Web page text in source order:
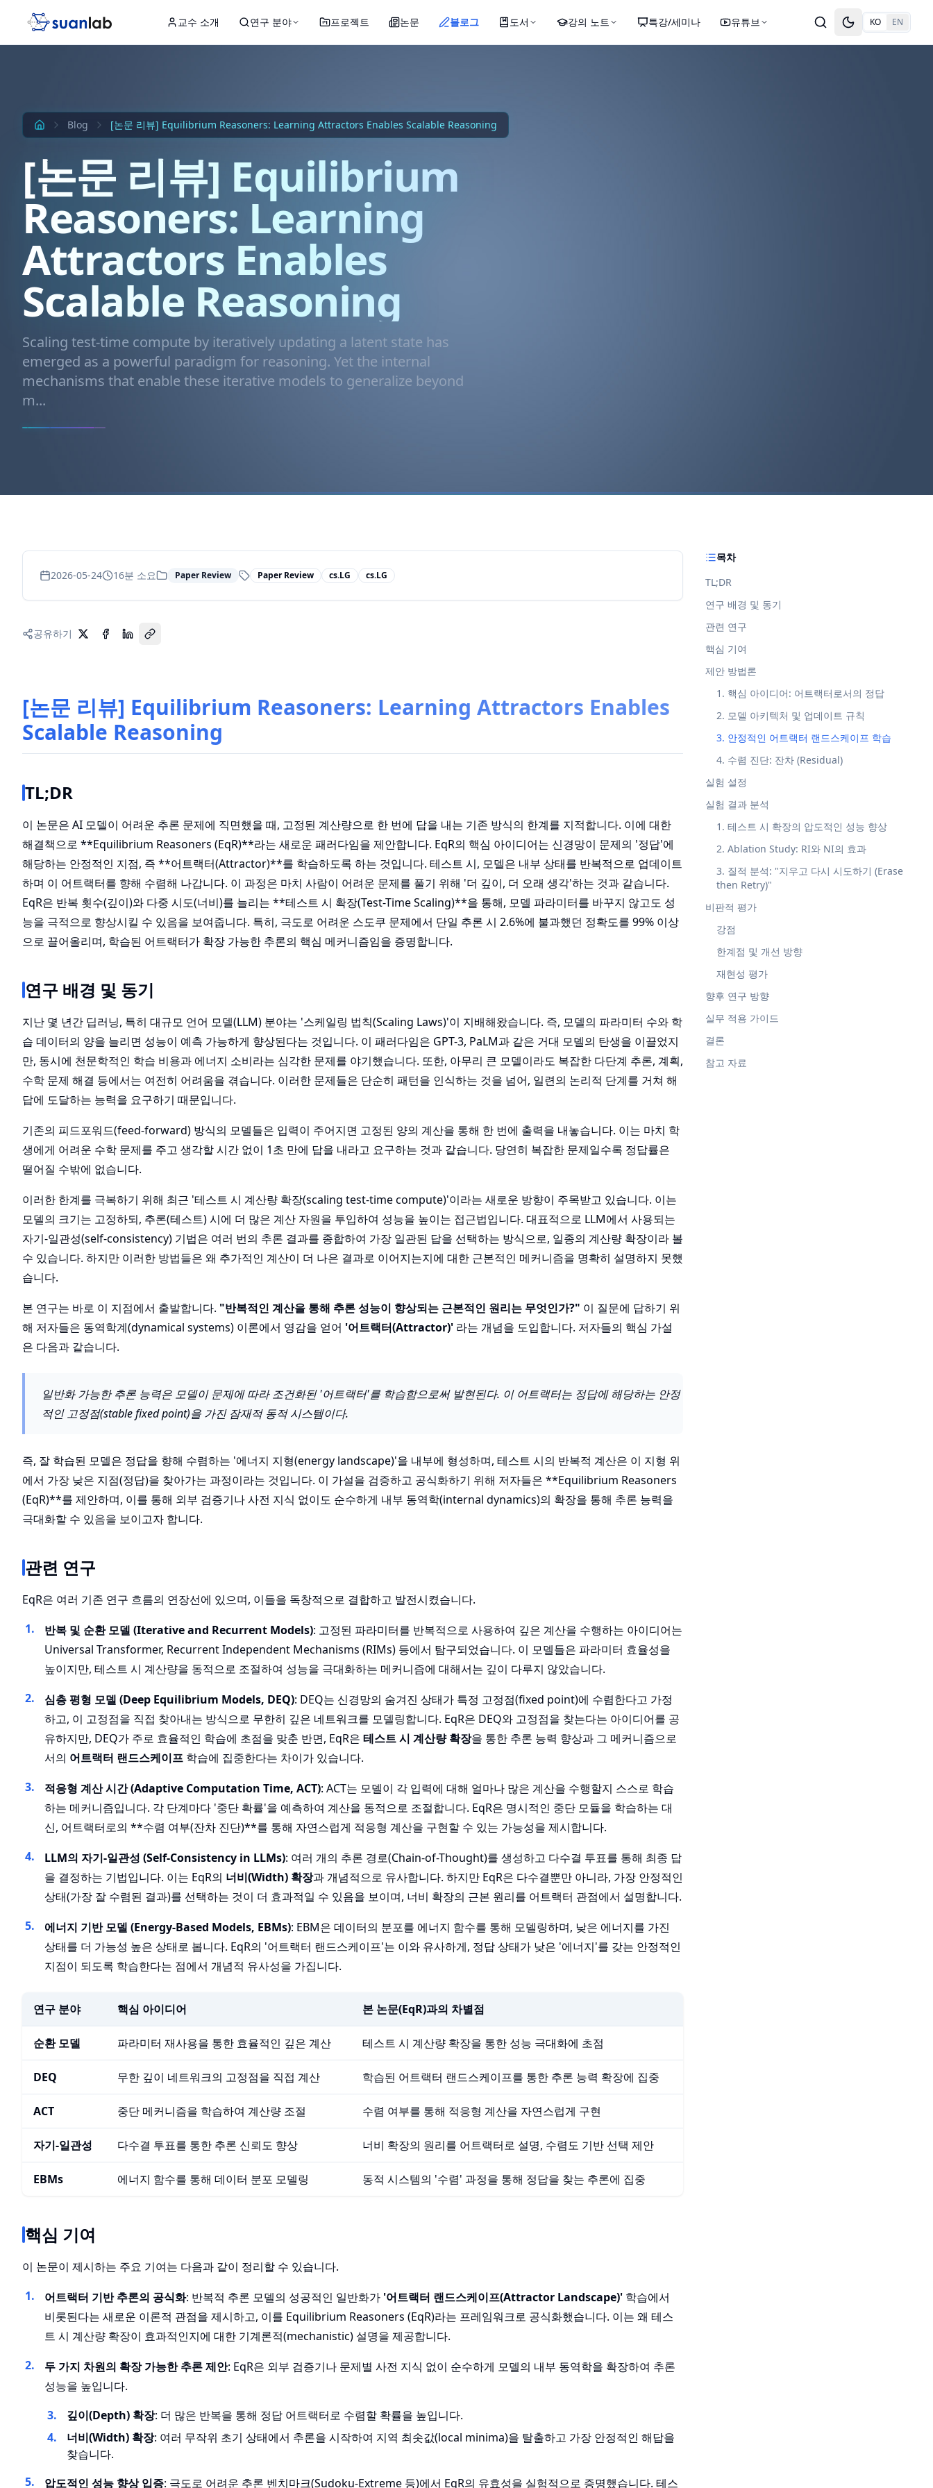
교수 소개 연구 분야 프로젝트 논문 블로그 도서 강의 노트 특강/세미나 유튜브 Toggle theme
KO EN
Blog [논문 리뷰] Equilibrium Reasoners: Learning Attractors Enables Scalable Reasoning
[논문 리뷰] Equilibrium
Reasoners: Learning
Attractors Enables
Scalable Reasoning
Scaling test-time compute by iteratively updating a latent state has
emerged as a powerful paradigm for reasoning. Yet the internal
mechanisms that enable these iterative models to generalize beyond
m...
2026-05-24 16분 소요 Paper Review Paper Review cs.LG cs.LG
공유하기
[논문 리뷰] Equilibrium Reasoners: Learning Attractors Enables
Scalable Reasoning
TL;DR
이 논문은 AI 모델이 어려운 추론 문제에 직면했을 때, 고정된 계산량으로 한 번에 답을 내는 기존 방식의 한계를 지적합니다. 이에 대한
해결책으로 **Equilibrium Reasoners (EqR)**라는 새로운 패러다임을 제안합니다. EqR의 핵심 아이디어는 신경망이 문제의 '정답'에
해당하는 안정적인 지점, 즉 **어트랙터(Attractor)**를 학습하도록 하는 것입니다. 테스트 시, 모델은 내부 상태를 반복적으로 업데이트
하며 이 어트랙터를 향해 수렴해 나갑니다. 이 과정은 마치 사람이 어려운 문제를 풀기 위해 '더 깊이, 더 오래 생각'하는 것과 같습니다.
EqR은 반복 횟수(깊이)와 다중 시도(너비)를 늘리는 **테스트 시 확장(Test-Time Scaling)**을 통해, 모델 파라미터를 바꾸지 않고도 성
능을 극적으로 향상시킬 수 있음을 보여줍니다. 특히, 극도로 어려운 스도쿠 문제에서 단일 추론 시 2.6%에 불과했던 정확도를 99% 이상
으로 끌어올리며, 학습된 어트랙터가 확장 가능한 추론의 핵심 메커니즘임을 증명합니다.
연구 배경 및 동기
지난 몇 년간 딥러닝, 특히 대규모 언어 모델(LLM) 분야는 '스케일링 법칙(Scaling Laws)'이 지배해왔습니다. 즉, 모델의 파라미터 수와 학
습 데이터의 양을 늘리면 성능이 예측 가능하게 향상된다는 것입니다. 이 패러다임은 GPT-3, PaLM과 같은 거대 모델의 탄생을 이끌었지
만, 동시에 천문학적인 학습 비용과 에너지 소비라는 심각한 문제를 야기했습니다. 또한, 아무리 큰 모델이라도 복잡한 다단계 추론, 계획,
수학 문제 해결 등에서는 여전히 어려움을 겪습니다. 이러한 문제들은 단순히 패턴을 인식하는 것을 넘어, 일련의 논리적 단계를 거쳐 해
답에 도달하는 능력을 요구하기 때문입니다.
기존의 피드포워드(feed-forward) 방식의 모델들은 입력이 주어지면 고정된 양의 계산을 통해 한 번에 출력을 내놓습니다. 이는 마치 학
생에게 어려운 수학 문제를 주고 생각할 시간 없이 1초 만에 답을 내라고 요구하는 것과 같습니다. 당연히 복잡한 문제일수록 정답률은
떨어질 수밖에 없습니다.
이러한 한계를 극복하기 위해 최근 '테스트 시 계산량 확장(scaling test-time compute)'이라는 새로운 방향이 주목받고 있습니다. 이는
모델의 크기는 고정하되, 추론(테스트) 시에 더 많은 계산 자원을 투입하여 성능을 높이는 접근법입니다. 대표적으로 LLM에서 사용되는
자기-일관성(self-consistency) 기법은 여러 번의 추론 결과를 종합하여 가장 일관된 답을 선택하는 방식으로, 일종의 계산량 확장이라 볼
수 있습니다. 하지만 이러한 방법들은 왜 추가적인 계산이 더 나은 결과로 이어지는지에 대한 근본적인 메커니즘을 명확히 설명하지 못했
습니다.
본 연구는 바로 이 지점에서 출발합니다. "반복적인 계산을 통해 추론 성능이 향상되는 근본적인 원리는 무엇인가?" 이 질문에 답하기 위
해 저자들은 동역학계(dynamical systems) 이론에서 영감을 얻어 '어트랙터(Attractor)' 라는 개념을 도입합니다. 저자들의 핵심 가설
은 다음과 같습니다.
일반화 가능한 추론 능력은 모델이 문제에 따라 조건화된 '어트랙터'를 학습함으로써 발현된다. 이 어트랙터는 정답에 해당하는 안정
적인 고정점(stable fixed point)을 가진 잠재적 동적 시스템이다.
즉, 잘 학습된 모델은 정답을 향해 수렴하는 '에너지 지형(energy landscape)'을 내부에 형성하며, 테스트 시의 반복적 계산은 이 지형 위
에서 가장 낮은 지점(정답)을 찾아가는 과정이라는 것입니다. 이 가설을 검증하고 공식화하기 위해 저자들은 **Equilibrium Reasoners
(EqR)**를 제안하며, 이를 통해 외부 검증기나 사전 지식 없이도 순수하게 내부 동역학(internal dynamics)의 확장을 통해 추론 능력을
극대화할 수 있음을 보이고자 합니다.
관련 연구
EqR은 여러 기존 연구 흐름의 연장선에 있으며, 이들을 독창적으로 결합하고 발전시켰습니다.
반복 및 순환 모델 (Iterative and Recurrent Models): 고정된 파라미터를 반복적으로 사용하여 깊은 계산을 수행하는 아이디어는
Universal Transformer, Recurrent Independent Mechanisms (RIMs) 등에서 탐구되었습니다. 이 모델들은 파라미터 효율성을
높이지만, 테스트 시 계산량을 동적으로 조절하여 성능을 극대화하는 메커니즘에 대해서는 깊이 다루지 않았습니다.
심층 평형 모델 (Deep Equilibrium Models, DEQ): DEQ는 신경망의 숨겨진 상태가 특정 고정점(fixed point)에 수렴한다고 가정
하고, 이 고정점을 직접 찾아내는 방식으로 무한히 깊은 네트워크를 모델링합니다. EqR은 DEQ와 고정점을 찾는다는 아이디어를 공
유하지만, DEQ가 주로 효율적인 학습에 초점을 맞춘 반면, EqR은 테스트 시 계산량 확장을 통한 추론 능력 향상과 그 메커니즘으로
서의 어트랙터 랜드스케이프 학습에 집중한다는 차이가 있습니다.
적응형 계산 시간 (Adaptive Computation Time, ACT): ACT는 모델이 각 입력에 대해 얼마나 많은 계산을 수행할지 스스로 학습
하는 메커니즘입니다. 각 단계마다 '중단 확률'을 예측하여 계산을 동적으로 조절합니다. EqR은 명시적인 중단 모듈을 학습하는 대
신, 어트랙터로의 **수렴 여부(잔차 진단)**를 통해 자연스럽게 적응형 계산을 구현할 수 있는 가능성을 제시합니다.
LLM의 자기-일관성 (Self-Consistency in LLMs): 여러 개의 추론 경로(Chain-of-Thought)를 생성하고 다수결 투표를 통해 최종 답
을 결정하는 기법입니다. 이는 EqR의 너비(Width) 확장과 개념적으로 유사합니다. 하지만 EqR은 다수결뿐만 아니라, 가장 안정적인
상태(가장 잘 수렴된 결과)를 선택하는 것이 더 효과적일 수 있음을 보이며, 너비 확장의 근본 원리를 어트랙터 관점에서 설명합니다.
에너지 기반 모델 (Energy-Based Models, EBMs): EBM은 데이터의 분포를 에너지 함수를 통해 모델링하며, 낮은 에너지를 가진
상태를 더 가능성 높은 상태로 봅니다. EqR의 '어트랙터 랜드스케이프'는 이와 유사하게, 정답 상태가 낮은 '에너지'를 갖는 안정적인
지점이 되도록 학습한다는 점에서 개념적 유사성을 가집니다.
연구 분야 핵심 아이디어 본 논문(EqR)과의 차별점
순환 모델 파라미터 재사용을 통한 효율적인 깊은 계산 테스트 시 계산량 확장을 통한 성능 극대화에 초점
DEQ 무한 깊이 네트워크의 고정점을 직접 계산 학습된 어트랙터 랜드스케이프를 통한 추론 능력 확장에 집중
ACT 중단 메커니즘을 학습하여 계산량 조절 수렴 여부를 통해 적응형 계산을 자연스럽게 구현
자기-일관성 다수결 투표를 통한 추론 신뢰도 향상 너비 확장의 원리를 어트랙터로 설명, 수렴도 기반 선택 제안
EBMs 에너지 함수를 통해 데이터 분포 모델링 동적 시스템의 '수렴' 과정을 통해 정답을 찾는 추론에 집중
핵심 기여
이 논문이 제시하는 주요 기여는 다음과 같이 정리할 수 있습니다.
어트랙터 기반 추론의 공식화: 반복적 추론 모델의 성공적인 일반화가 '어트랙터 랜드스케이프(Attractor Landscape)' 학습에서
비롯된다는 새로운 이론적 관점을 제시하고, 이를 Equilibrium Reasoners (EqR)라는 프레임워크로 공식화했습니다. 이는 왜 테스
트 시 계산량 확장이 효과적인지에 대한 기계론적(mechanistic) 설명을 제공합니다.
두 가지 차원의 확장 가능한 추론 제안: EqR은 외부 검증기나 문제별 사전 지식 없이 순수하게 모델의 내부 동역학을 확장하여 추론
성능을 높입니다.
깊이(Depth) 확장: 더 많은 반복을 통해 정답 어트랙터로 수렴할 확률을 높입니다.
너비(Width) 확장: 여러 무작위 초기 상태에서 추론을 시작하여 지역 최솟값(local minima)을 탈출하고 가장 안정적인 해답을
찾습니다.
압도적인 성능 향상 입증: 극도로 어려운 추론 벤치마크(Sudoku-Extreme 등)에서 EqR의 유효성을 실험적으로 증명했습니다. 테스
목차
TL;DR
연구 배경 및 동기
관련 연구
핵심 기여
제안 방법론
1. 핵심 아이디어: 어트랙터로서의 정답
2. 모델 아키텍처 및 업데이트 규칙
3. 안정적인 어트랙터 랜드스케이프 학습
4. 수렴 진단: 잔차 (Residual)
실험 설정
실험 결과 분석
1. 테스트 시 확장의 압도적인 성능 향상
2. Ablation Study: RI와 NI의 효과
3. 질적 분석: "지우고 다시 시도하기 (Erase
then Retry)"
비판적 평가
강점
한계점 및 개선 방향
재현성 평가
향후 연구 방향
실무 적용 가이드
결론
참고 자료